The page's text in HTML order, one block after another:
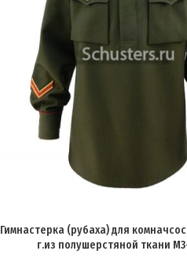
Гимнастерка (рубаха) для
г.из полушерстяной ткани